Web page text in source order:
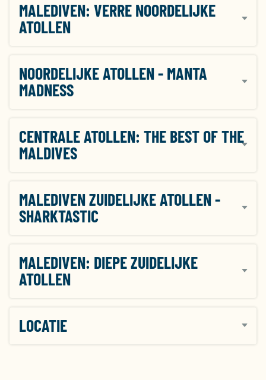
MALEDIVEN: VERRE NOORDELIJKE
ATOLLEN
NOORDELIJKE ATOLLEN - MANTA
MADNESS
CENTRALE ATOLLEN: THE BEST OF THE
MALDIVES
MALEDIVEN ZUIDELIJKE ATOLLEN -
SHARKTASTIC
MALEDIVEN: DIEPE ZUIDELIJKE
ATOLLEN
LOCATIE